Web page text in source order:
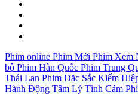
Phim online Phim Mới Phim Xem
bộ Phim Hàn Quốc Phim Trung
Thái Lan Phim Đặc Sắc Kiếm
Hành Động Tâm Lý Tình Cảm